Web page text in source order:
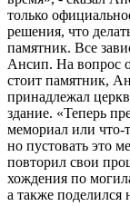
только
решения, что
памятник. Все
Ансип. На вопрос о
стоит памятник,
принадлежал
здание. «Теперь
мемориал или что-
но пустовать это
повторил свои
хождения по
а также поделился